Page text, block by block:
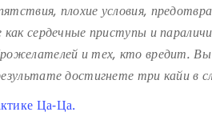
плохие условия,
как сердечные приступы и
и тех, кто вредит. Вы
достигнете три кайи в
Ца-Ца.